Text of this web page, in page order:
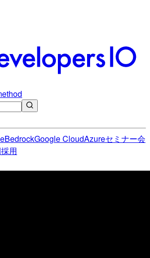
BedrockGoogle CloudAzureセミナー会
採用